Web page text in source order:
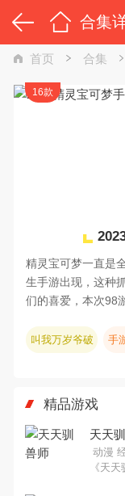
合集
首页 合集
16款
精灵宝可梦一直是
生手游出现，这种
们的喜爱，本次98
叫我万岁爷破 手
精品游戏
天天
动漫
《天